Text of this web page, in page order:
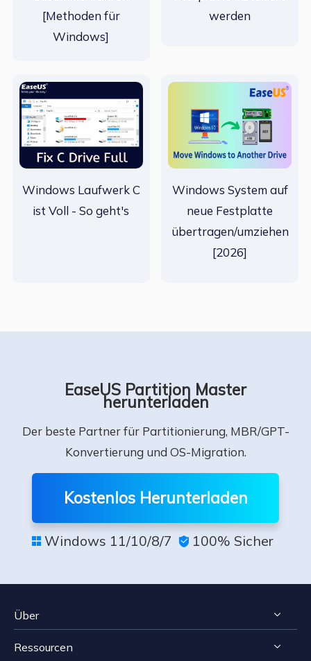
[Methoden für
Windows]
werden
Windows Laufwerk C
ist Voll - So geht's
Windows System auf
neue Festplatte
übertragen/umziehen
[2026]
EaseUS Partition Master
herunterladen
Der beste Partner für Partitionierung, MBR/GPT-
Konvertierung und OS-Migration.
Kostenlos Herunterladen
 Windows 11/10/8/7  100% Sicher
Über
Impressum
Ressourcen